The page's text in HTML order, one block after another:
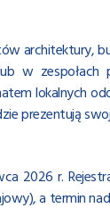
architektury,
w zespołach
lokalnych
prezentują
2026 r.
a termin